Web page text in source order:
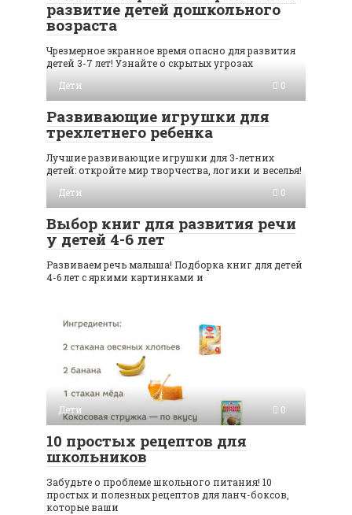
развитие детей дошкольного
возраста
Чрезмерное экранное время опасно для развития
детей 3-7 лет! Узнайте о скрытых угрозах
Дети
0
Развивающие игрушки для
трехлетнего ребенка
Лучшие развивающие игрушки для 3-летних
детей: откройте мир творчества, логики и веселья!
Дети
0
Выбор книг для развития речи
у детей 4-6 лет
Развиваем речь малыша! Подборка книг для детей
4-6 лет с яркими картинками и
Дети 0
10 простых рецептов для
школьников
Забудьте о проблеме школьного питания! 10
простых и полезных рецептов для ланч-боксов,
которые ваши